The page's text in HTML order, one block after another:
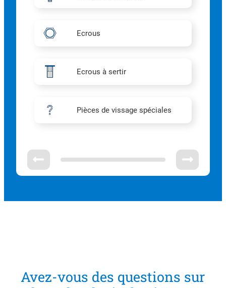
Ecrous
Ecrous à sertir
Pièces de vissage spéciales
Avez-vous des questions sur